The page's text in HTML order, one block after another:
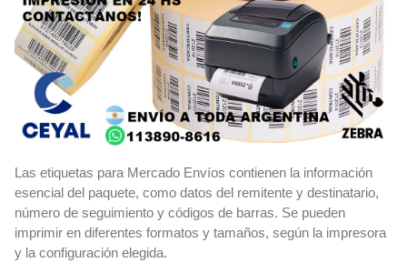
Las etiquetas para Mercado Envíos contienen la información
esencial del paquete, como datos del remitente y destinatario,
número de seguimiento y códigos de barras. Se pueden
imprimir en diferentes formatos y tamaños, según la impresora
y la configuración elegida.